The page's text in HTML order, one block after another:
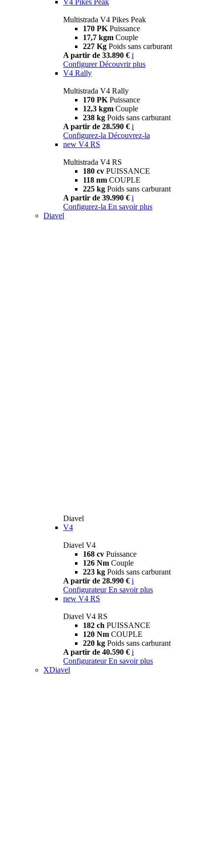
Multistrada V4 Pikes Peak
170 PK Puissance
17,7 kgm Couple
227 Kg Poids sans carburant
A partir de 33.890 € i
Configurer Découvrir plus
V4 Rally
Multistrada V4 Rally
170 PK Puissance
12,3 kgm Couple
238 kg Poids sans carburant
A partir de 28.590 € i
Configurez-la Découvrez-la
new V4 RS
Multistrada V4 RS
180 cv PUISSANCE
118 nm COUPLE
225 kg Poids sans carburant
A partir de 39.990 € i
Configurez-la En savoir plus
Diavel
Diavel
V4
Diavel V4
168 cv Puissance
126 Nm Couple
223 kg Poids sans carburant
A partir de 28.990 € i
Configurateur En savoir plus
new V4 RS
Diavel V4 RS
182 ch PUISSANCE
120 Nm COUPLE
220 kg Poids sans carburant
A partir de 40.590 € i
Configurateur En savoir plus
XDiavel